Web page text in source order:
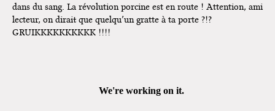
dans du sang. La révolution porcine est en route ! Attention, ami
lecteur, on dirait que quelqu’un gratte à ta porte ?!?
GRUIKKKKKKKKKK !!!!